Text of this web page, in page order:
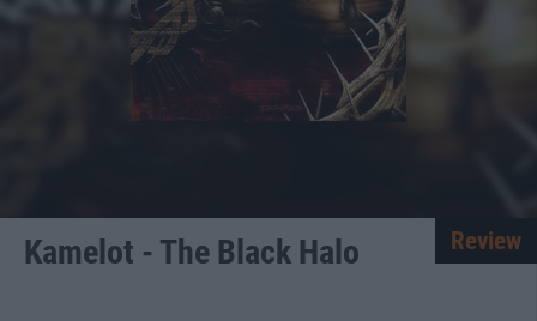
Kamelot - The Black Halo Review